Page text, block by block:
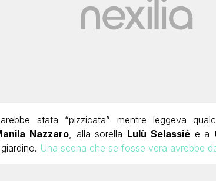
stata “pizzicata” mentre leggeva
Nazzaro, alla sorella Lulù Selassiée a
Una scena che se fosse vera avrebbe